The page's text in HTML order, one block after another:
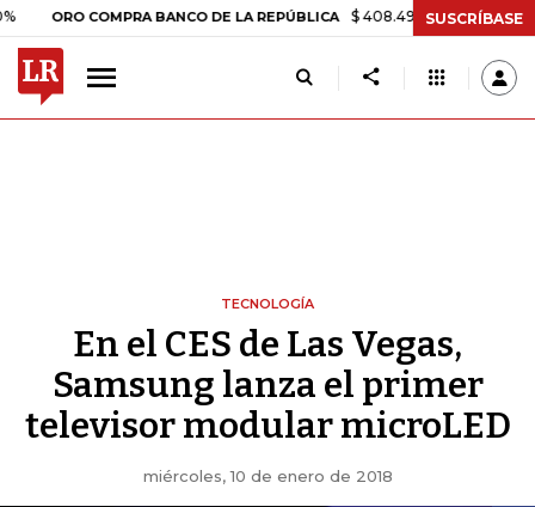
COMPRA BANCO DE LA REPÚBLICA $ 408.498,97 +$ 8.753,81
SUSCRÍBASE
TECNOLOGÍA
En el CES de Las Vegas,
Samsung lanza el primer
televisor modular microLED
miércoles, 10 de enero de 2018